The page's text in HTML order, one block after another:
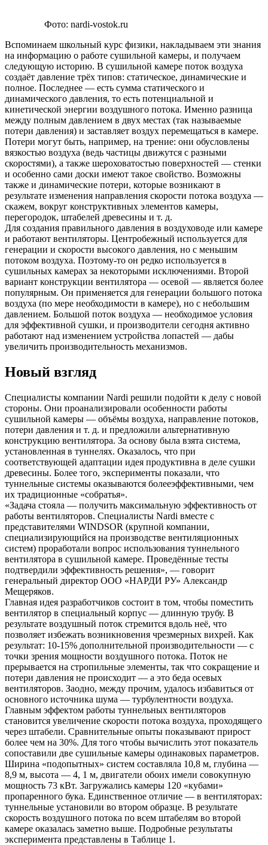
Фото: nardi-vostok.ru
Вспоминаем школьный курс физики, накладываем эти знания
на информацию о работе сушильной камеры, и получаем
следующую историю. В сушильной камере поток воздуха
создаёт давление трёх типов: статическое, динамические и
полное. Последнее — есть сумма статического и
динамического давления, то есть потенциальной и
кинетической энергии воздушного потока. Именно разница
между полным давлением в двух местах (так называемые
потери давления) и заставляет воздух перемещаться в камере.
Потери могут быть, например, на трение: они обусловлены
вязкостью воздуха (ведь частицы движутся с разными
скоростями), а также шероховатостью поверхностей — стенки
и особенно сами доски имеют такое свойство. Возможны
также и динамические потери, которые возникают в
результате изменения направления скорости потока воздуха —
скажем, вокруг конструктивных элементов камеры,
перегородок, штабелей древесины и т. д.
Для создания правильного давления в воздуховоде или камере
и работают вентиляторы. Центробежный используется для
генерации и скорости высокого давления, но с меньшим
потоком воздуха. Поэтому-то он редко используется в
сушильных камерах за некоторыми исключениями. Второй
вариант конструкции вентилятора — осевой — является более
популярным. Он применяется для генерации большого потока
воздуха (по мере необходимости в камере), но с небольшим
давлением. Большой поток воздуха — необходимое условия
для эффективной сушки, и производители сегодня активно
работают над изменением устройства лопастей — дабы
увеличить производительность механизмов.
Новый взгляд
Специалисты компании Nardi решили подойти к делу с новой
стороны. Они проанализировали особенности работы
сушильной камеры — объёмы воздуха, направление потоков,
потери давления и т. д. и предложили альтернативную
конструкцию вентилятора. За основу была взята система,
установленная в туннелях. Оказалось, что при
соответствующей адаптации идея продуктивна в деле сушки
древесины. Более того, эксперименты показали, что
туннельные системы оказываются болееэффективными, чем
их традиционные «собратья».
«Задача стояла — получить максимальную эффективность от
работы вентиляторов. Специалисты Nardi вместе с
представителями WINDSOR (крупной компании,
специализирующийся на производстве вентиляционных
систем) проработали вопрос использования туннельного
вентилятора в сушильной камере. Проведённые тесты
подтвердили эффективность решения», — говорит
генеральный директор ООО «НАРДИ РУ» Александр
Мещеряков.
Главная идея разработчиков состоит в том, чтобы поместить
вентилятор в специальный корпус — длинную трубу. В
результате воздушный поток стремится вдоль неё, что
позволяет избежать возникновения чрезмерных вихрей. Как
результат: 10-15% дополнительной производительности — с
точки зрения мощности воздушного потока. Поток не
прерывается на стропильные элементы, так что сокращение и
потери давления не происходит — а это беда осевых
вентиляторов. Заодно, между прочим, удалось избавиться от
основного источника шума — турбулентности воздуха.
Главным эффектом работы туннельных вентиляторов
становится увеличение скорости потока воздуха, проходящего
через штабели. Сравнительные опыты показывают прирост
более чем на 30%. Для того чтобы вычислить этот показатель
сопоставили две сушильные камеры одинаковых параметров.
Ширина «подопытных» систем составляла 10,8 м, глубина —
8,9 м, высота — 4, 1 м, двигатели обоих имели совокупную
мощность 73 кВт. Загружались камеры 120 «кубами»
пропаренного бука. Единственное отличие — в вентиляторах:
туннельные установили во втором образце. В результате
скорость воздушного потока по всем штабелям во второй
камере оказалась заметно выше. Подробные результаты
эксперимента представлены в Таблице 1.